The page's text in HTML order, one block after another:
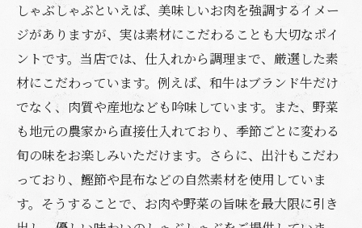
しゃぶしゃぶといえば、美味しいお肉を強調するイメー
ジがありますが、実は素材にこだわることも大切なポイ
ントです。当店では、仕入れから調理まで、厳選した素
材にこだわっています。例えば、和牛はブランド牛だけ
でなく、肉質や産地なども吟味しています。また、野菜
も地元の農家から直接仕入れており、季節ごとに変わる
旬の味をお楽しみいただけます。さらに、出汁もこだわ
っており、鰹節や昆布などの自然素材を使用していま
す。そうすることで、お肉や野菜の旨味を最大限に引き